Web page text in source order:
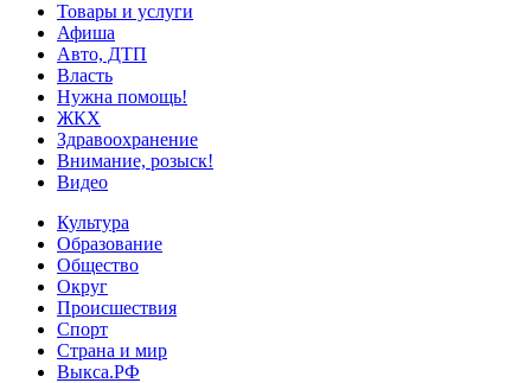
Товары и услуги
Афиша
Авто, ДТП
Власть
Нужна помощь!
ЖКХ
Здравоохранение
Внимание, розыск!
Видео
Культура
Образование
Общество
Округ
Происшествия
Спорт
Страна и мир
Выкса.РФ